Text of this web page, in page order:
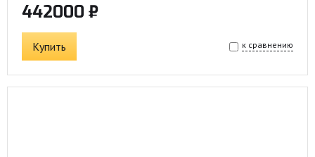
442000 ₽
Купить к сравнению